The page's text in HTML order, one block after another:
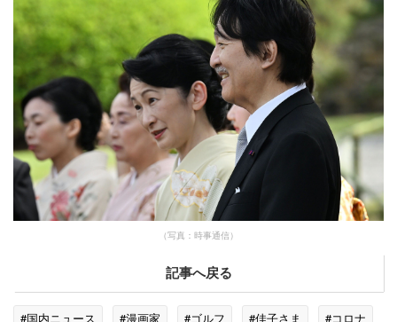
（写真：時事通信）
記事へ戻る
#国内ニュース #漫画家 #ゴルフ #佳子さま
#コロナ